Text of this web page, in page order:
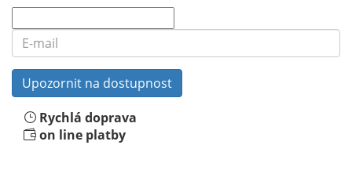
Rychlá doprava
on line platby